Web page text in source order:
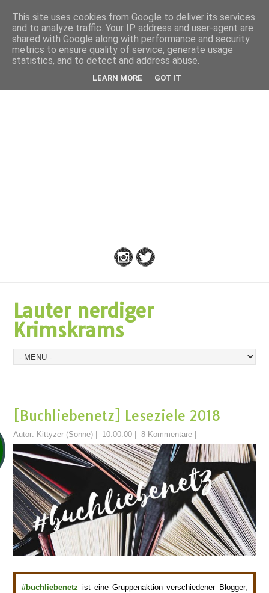
Back
Down
Lauter nerdiger
Krimskrams
[Buchliebenetz] Leseziele 2018
Autor: Kittyzer (Sonne) 10:00:00 |8 Kommentare
#buchliebenetz ist eine Gruppenaktion verschiedener Blogger,
This site uses cookies from Google to deliver its services
and to analyze traffic. Your IP address and user-agent are
shared with Google along with performance and security
metrics to ensure quality of service, generate usage
statistics, and to detect and address abuse.
LEARN MORE GOT IT